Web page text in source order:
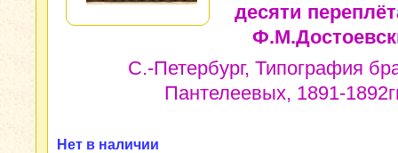
десяти
С.-Петербург, Типография
Пантелеевых, 1891-
Нет в наличии